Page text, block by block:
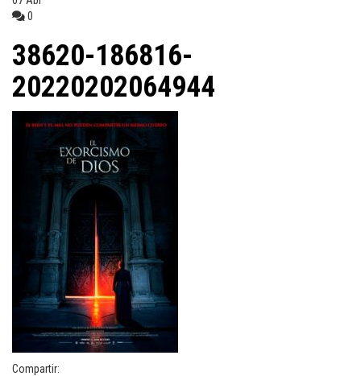
0
38620-186816-
20220202064944
Compartir: